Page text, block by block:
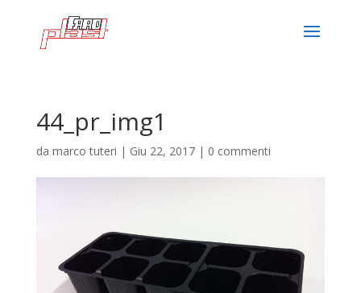
44_pr_img1
da marco tuteri | Giu 22, 2017| 0 commenti